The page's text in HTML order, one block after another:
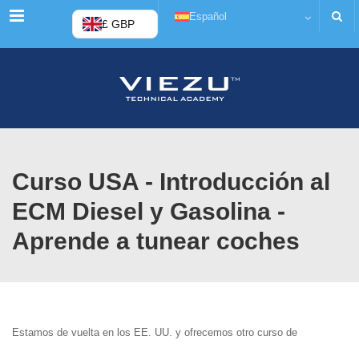
Menú £ GBP
Español
Curso USA - Introducción al
ECM Diesel y Gasolina -
Aprende a tunear coches
Estamos de vuelta en los EE. UU. y ofrecemos otro curso de